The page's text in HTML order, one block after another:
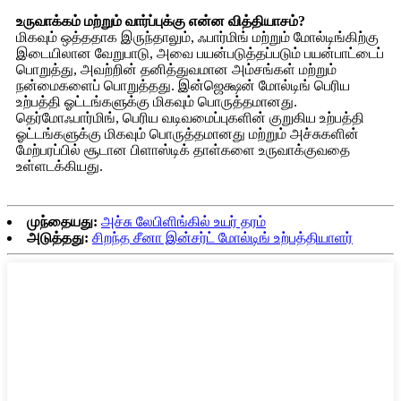
உருவாக்கம் மற்றும் வார்ப்புக்கு என்ன வித்தியாசம்?
மிகவும் ஒத்ததாக இருந்தாலும், ஃபார்மிங் மற்றும் மோல்டிங்கிற்கு
இடையிலான வேறுபாடு, அவை பயன்படுத்தப்படும் பயன்பாட்டைப்
பொறுத்து, அவற்றின் தனித்துவமான அம்சங்கள் மற்றும்
நன்மைகளைப் பொறுத்தது. இன்ஜெக்ஷன் மோல்டிங் பெரிய
உற்பத்தி ஓட்டங்களுக்கு மிகவும் பொருத்தமானது.
தெர்மோஃபார்மிங், பெரிய வடிவமைப்புகளின் குறுகிய உற்பத்தி
ஓட்டங்களுக்கு மிகவும் பொருத்தமானது மற்றும் அச்சுகளின்
மேற்பரப்பில் சூடான பிளாஸ்டிக் தாள்களை உருவாக்குவதை
உள்ளடக்கியது.
முந்தையது: அச்சு லேபிளிங்கில் உயர் தரம்
அடுத்தது: சிறந்த சீனா இன்சர்ட் மோல்டிங் உற்பத்தியாளர்